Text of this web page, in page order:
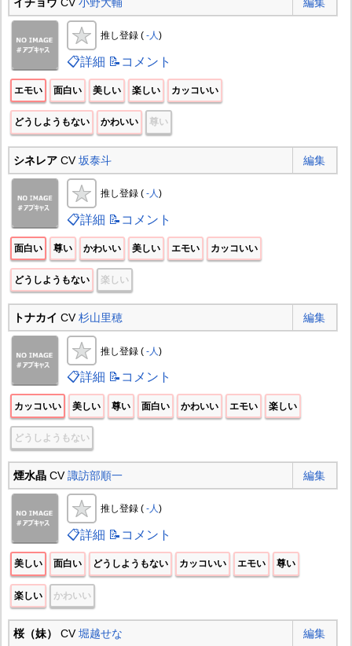
推し登録 ( -人)
📋詳細 📝コメント
エモい 面白い 美しい 楽しい カッコいい
どうしようもない かわいい 尊い
シネレアCV坂泰斗 編集
推し登録 ( -人)
📋詳細 📝コメント
面白い 尊い かわいい 美しい エモい カッコいい
どうしようもない 楽しい
トナカイ CV杉山里穂 編集
推し登録 ( -人 )
📋詳細 📝コメント
カッコいい 美しい 尊い 面白い かわいい エモい 楽しい
どうしようもない
煙水晶CV諏訪部順一 編集
推し登録 ( -人)
📋詳細 📝コメント
美しい 面白い どうしようもない カッコいい エモい 尊い
楽しい かわいい
桜（妹） CV堀越せな 編集